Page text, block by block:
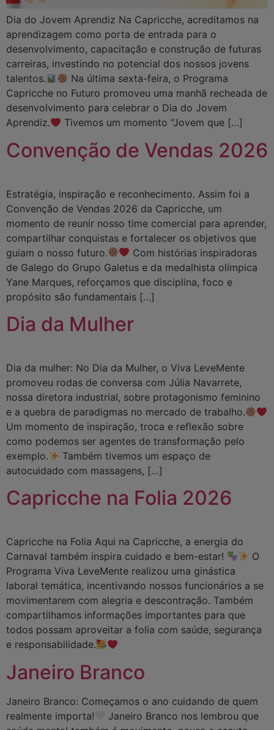
Dia do Jovem Aprendiz Na Capricche, acreditamos na
aprendizagem como porta de entrada para o
desenvolvimento, capacitação e construção de futuras
carreiras, investindo no potencial dos nossos jovens
talentos.
Na última sexta-feira, o Programa
Capricche no Futuro promoveu uma manhã recheada de
desenvolvimento para celebrar o Dia do Jovem
Aprendiz.
Tivemos um momento “Jovem que […]
Convenção de Vendas 2026
Estratégia, inspiração e reconhecimento. Assim foi a
Convenção de Vendas 2026 da Capricche, um
momento de reunir nosso time comercial para aprender,
compartilhar conquistas e fortalecer os objetivos que
guiam o nosso futuro.
Com histórias inspiradoras
de Galego do Grupo Galetus e da medalhista olímpica
Yane Marques, reforçamos que disciplina, foco e
propósito são fundamentais […]
Dia da Mulher
Dia da mulher: No Dia da Mulher, o Viva LeveMente
promoveu rodas de conversa com Júlia Navarrete,
nossa diretora industrial, sobre protagonismo feminino
e a quebra de paradigmas no mercado de trabalho.
Um momento de inspiração, troca e reflexão sobre
como podemos ser agentes de transformação pelo
exemplo.
Também tivemos um espaço de
autocuidado com massagens, […]
Capricche na Folia 2026
Capricche na Folia Aqui na Capricche, a energia do
Carnaval também inspira cuidado e bem-estar!
O
Programa Viva LeveMente realizou uma ginástica
laboral temática, incentivando nossos funcionários a se
movimentarem com alegria e descontração. Também
compartilhamos informações importantes para que
todos possam aproveitar a folia com saúde, segurança
e responsabilidade.
Janeiro Branco
Janeiro Branco: Começamos o ano cuidando de quem
realmente importa!
Janeiro Branco nos lembrou que